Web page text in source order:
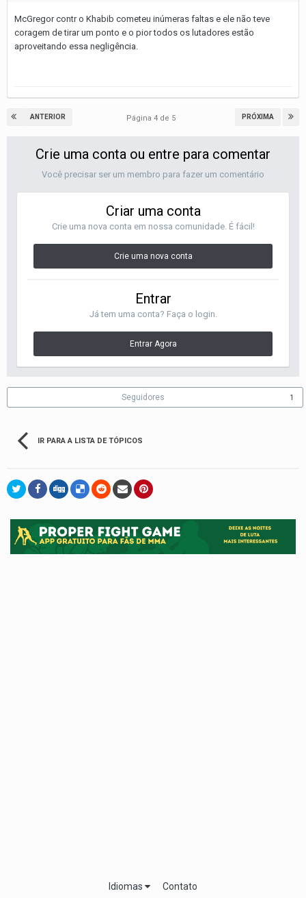
McGregor contr o Khabib cometeu inúmeras faltas e ele não teve
coragem de tirar um ponto e o pior todos os lutadores estão
aproveitando essa negligência.
ANTERIOR PRÓXIMA
Página 4 de 5
Crie uma conta ou entre para comentar
Você precisar ser um membro para fazer um comentário
Criar uma conta
Crie uma nova conta em nossa comunidade. É fácil!
Crie uma nova conta
Entrar
Já tem uma conta? Faça o login.
Entrar Agora
Seguidores 1
IR PARA A LISTA DE TÓPICOS
Idiomas Contato